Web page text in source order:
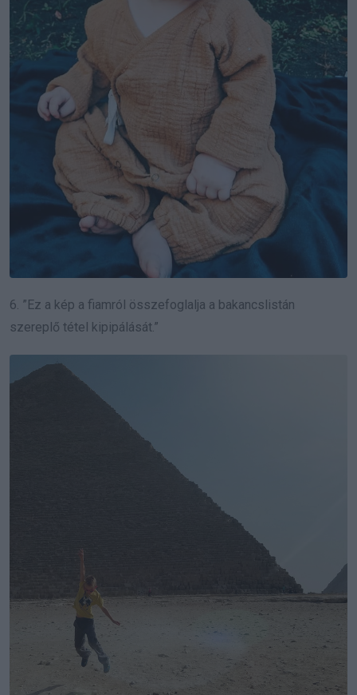
6. ”Ez a kép a fiamról összefoglalja a bakancslistán
szereplő tétel kipipálását.”